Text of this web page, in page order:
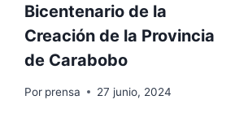
Bicentenario de la
Creación de la Provincia
de Carabobo
Por prensa 27 junio, 2024